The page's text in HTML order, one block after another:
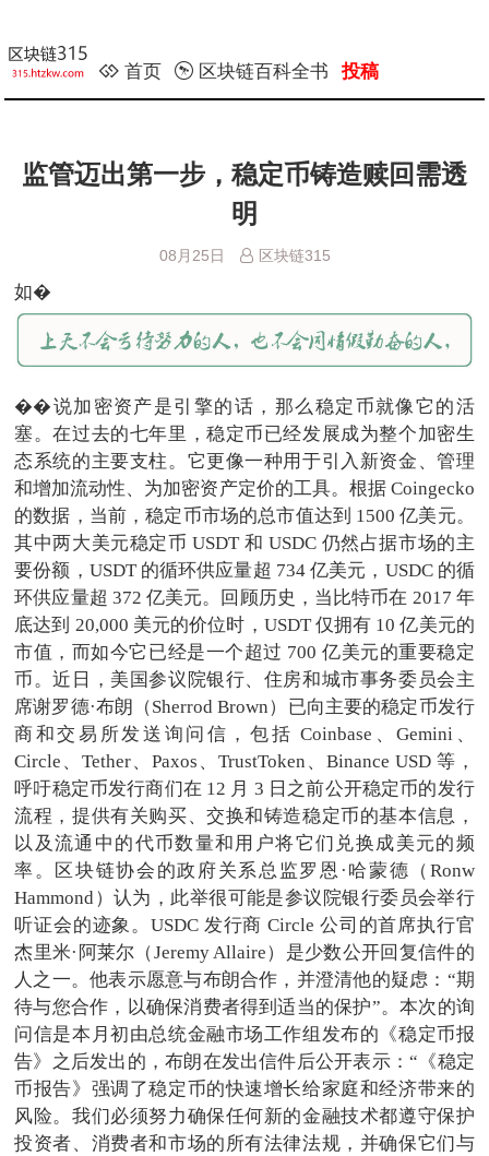
首页 区块链百科全书 投稿
监管迈出第一步，稳定币铸造赎回需透
明
08月25日 区块链315
如�
��说加密资产是引擎的话，那么稳定币就像它的活
塞。在过去的七年里，稳定币已经发展成为整个加密生
态系统的主要支柱。它更像一种用于引入新资金、管理
和增加流动性、为加密资产定价的工具。根据 Coingecko
的数据，当前，稳定币市场的总市值达到 1500 亿美元。
其中两大美元稳定币 USDT 和 USDC 仍然占据市场的主
要份额，USDT 的循环供应量超 734 亿美元，USDC 的循
环供应量超 372 亿美元。回顾历史，当比特币在 2017 年
底达到 20,000 美元的价位时，USDT 仅拥有 10 亿美元的
市值，而如今它已经是一个超过 700 亿美元的重要稳定
币。近日，美国参议院银行、住房和城市事务委员会主
席谢罗德·布朗（Sherrod Brown）已向主要的稳定币发行
商和交易所发送询问信，包括 Coinbase、Gemini、
Circle、Tether、Paxos、TrustToken、Binance USD 等，
呼吁稳定币发行商们在 12 月 3 日之前公开稳定币的发行
流程，提供有关购买、交换和铸造稳定币的基本信息，
以及流通中的代币数量和用户将它们兑换成美元的频
率。区块链协会的政府关系总监罗恩·哈蒙德（Ronw
Hammond）认为，此举很可能是参议院银行委员会举行
听证会的迹象。USDC 发行商 Circle 公司的首席执行官
杰里米·阿莱尔（Jeremy Allaire）是少数公开回复信件的
人之一。他表示愿意与布朗合作，并澄清他的疑虑：“期
待与您合作，以确保消费者得到适当的保护”。本次的询
问信是本月初由总统金融市场工作组发布的《稳定币报
告》之后发出的，布朗在发出信件后公开表示：“《稳定
币报告》强调了稳定币的快速增长给家庭和经济带来的
风险。我们必须努力确保任何新的金融技术都遵守保护
投资者、消费者和市场的所有法律法规，并确保它们与